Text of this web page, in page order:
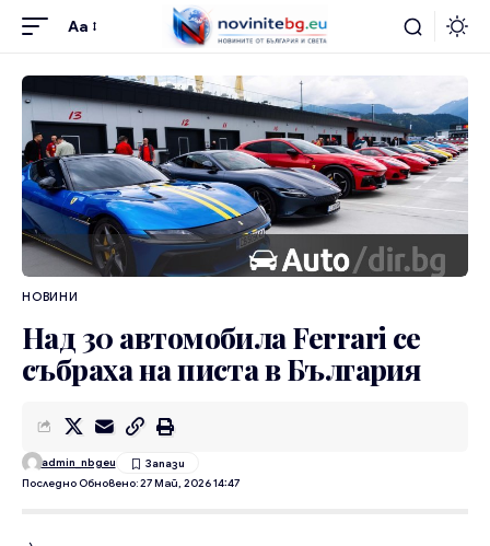
Aa
НОВИНИ
Над 30 автомобила Ferrari се
събраха на писта в България
Последно Обновено: 27 Май, 2026 14:47
admin_nbgeu